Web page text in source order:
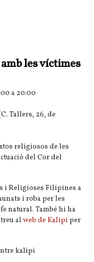
les víctimes
a 20:00
Tallers, 26, de
religiosos de les
del Cor del
i Religioses Filipines a
i roba per les
natural. També hi ha
al web de Kalipi per